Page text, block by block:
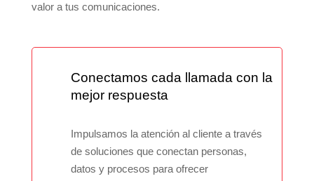
valor a tus comunicaciones.
Conectamos cada llamada con la
mejor respuesta
Impulsamos la atención al cliente a través
de soluciones que conectan personas,
datos y procesos para ofrecer